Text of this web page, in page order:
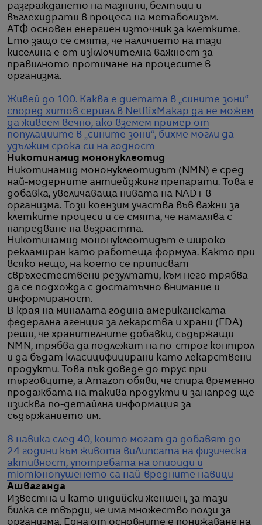
разграждането на мазнини, белтъци и
въглехидрати в процеса на метаболизъм.
АТФ основен енергиен източник за клетките.
Ето защо се смята, че наличието на тази
киселина е от изключителна важност за
правилното протичане на процесите в
организма.
Живей до 100. Каква е диетата в „сините зони“
според хитов сериал в NetflixМакар да не можем
да живеем вечно, ако вземем пример от
популациите в „сините зони“, бихме могли да
удължим срока си на годност
Никотинамид мононуклеотид
Никотинамид мононуклеотидът (NMN) е сред
най-модерните антиейджинг препарати. Това е
добавка, увеличаваща нивата на NAD+ в
организма. Този коензим участва във важни за
клетките процеси и се смята, че намалява с
напредване на възрастта.
Никотинамид мононуклеотидът е широко
рекламиран като работеща формула. Както при
всяко нещо, на което се приписват
свръхестествени резултати, към него трябва
да се подхожда с достатъчно внимание и
информираност.
В края на миналата година американската
федерална агенция за лекарства и храни (FDA)
реши, че хранителните добавки, съдържащи
NMN, трябва да подлежат на по-строг контрол
и да бъдат класицифицирани като лекарствени
продукти. Това пък доведе до трус при
търговците, а Amazon обяви, че спира временно
продажбата на такива продукти и занапред ще
изисква по-детайлна информация за
съдържанието им.
8 навика след 40, които могат да добавят до
24 години към живота виЛипсата на физическа
активност, употребата на опиоиди и
тютюнопушенето са най-вредните навици
Ашваганда
Известна и като индийски женшен, за тази
билка се твърди, че има множество ползи за
организма. Една от основните е понижаване на